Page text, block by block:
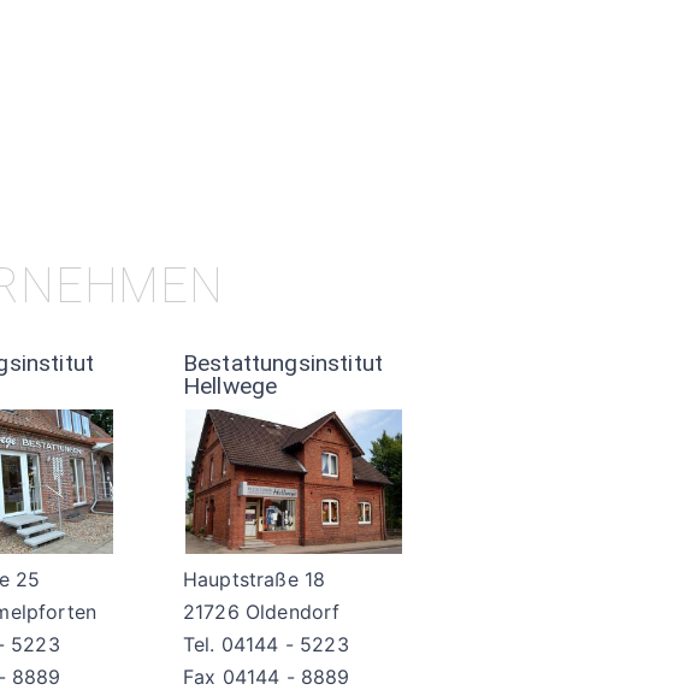
25
5223
8889
Bestattungsinstitut
Hellwege
Hauptstraße 18
21726 Oldendorf
Tel. 04144 - 5223
Fax 04144 - 8889